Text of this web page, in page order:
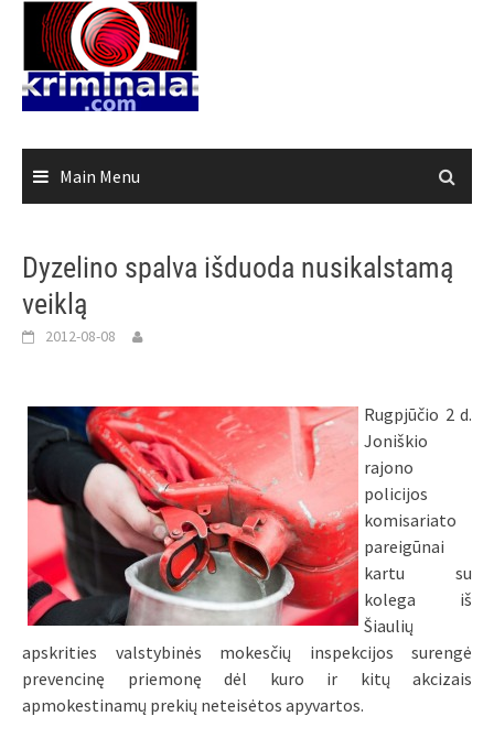
content
Main Menu
Dyzelino spalva išduoda nusikalstamą
veiklą
2012-08-08
Rugpjūčio 2 d.
Joniškio
rajono
policijos
komisariato
pareigūnai
kartu su
kolega iš
Šiaulių
apskrities valstybinės mokesčių inspekcijos surengė
prevencinę priemonę dėl kuro ir kitų akcizais
apmokestinamų prekių neteisėtos apyvartos.